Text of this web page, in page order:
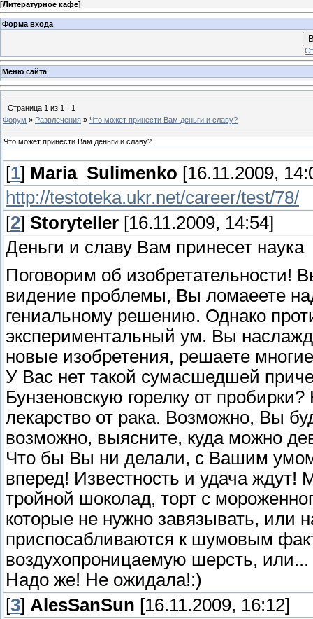
[Литературное кафе]
Форма входа
Меню сайта
Страница 1 из 1
1
Форум » Развлечения » Что может принести Вам деньги и славу?
Что может принести Вам деньги и славу?
[1] Maria_Sulimenko [16.11.2009,
http://testoteka.ukr.net/career/test/78/
[2] Storyteller [16.11.2009, 14:54]
Деньги и славу Вам принесет наука
Поговорим об изобретательности!
видение проблемы, Вы ломаеете
гениальному решению. Однако
экспериментальный ум. Вы
новые изобретения, решаете
У Вас нет такой сумасшедшей
Бунзеновскую горелку от
лекарство от рака. Возможно, Вы
возможно, выясните, куда можно
Что бы Вы ни делали, с Вашим
вперед! Известность и удача ждут!
тройной шоколад, торт с
которые не нужно завязывать, или
приспосабливаются к шумовым
воздухопроницаемую шерсть, или...
Надо же! Не ожидала!:)
[3] AlesSanSun [16.11.2009, 16:12]